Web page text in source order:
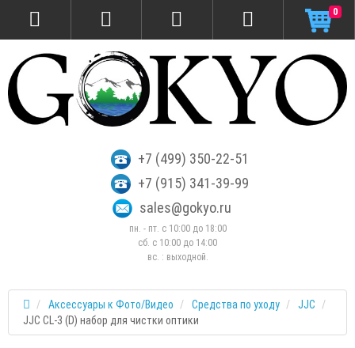
+7 (499) 350-22-51
+7 (915) 341-39-99
sales@gokyo.ru
пн. - пт. с 10:00 до 18:00
сб. c 10:00 до 14:00
вс. : выходной.
0
Аксессуары к Фото/Видео Средства по уходу
JJC
JJC CL-3 (D) набор для чистки оптики